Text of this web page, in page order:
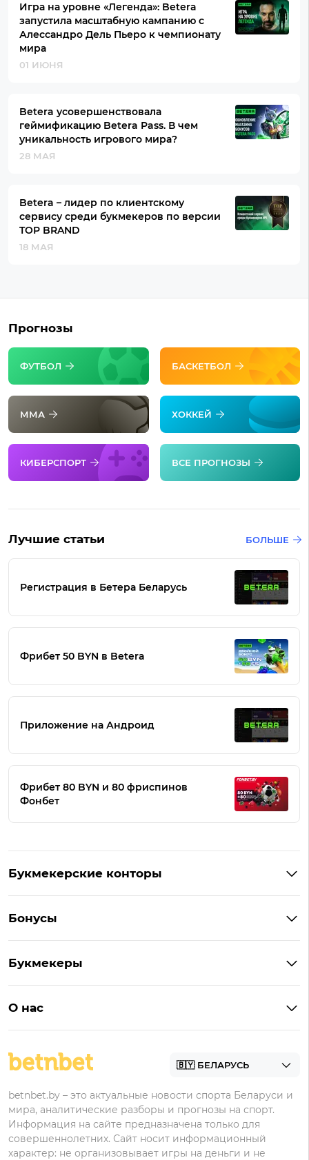
Игра на уровне «Легенда»: Betera
запустила масштабную кампанию с
Алессандро Дель Пьеро к чемпионату
мира
01 ИЮНЯ
Betera усовершенствовала
геймификацию Betera Pass. В чем
уникальность игрового мира?
28 МАЯ
Betera – лидер по клиентскому
сервису среди букмекеров по версии
TOP BRAND
18 МАЯ
Прогнозы
ФУТБОЛ БАСКЕТБОЛ
ММА ХОККЕЙ
КИБЕРСПОРТ ВСЕ ПРОГНОЗЫ
Лучшие статьи БОЛЬШЕ
Регистрация в Бетера Беларусь
Фрибет 50 BYN в Betera
Приложение на Андроид
Фрибет 80 BYN и 80 фриспинов
Фонбет
Букмекерские конторы
Букмекеры на Андроид
БК для ставок на киберспорт
Бонусы
Бонус на депозит
Бонусы Бетера
Бонусы Винлайн
Букмекеры
Марафонбет
О нас
betnbet.by – это актуальные новости спорта Беларуси и
мира, аналитические разборы и прогнозы на спорт.
Информация на сайте предназначена только для
совершеннолетних. Сайт носит информационный
характер: не организовывает игры на деньги и не